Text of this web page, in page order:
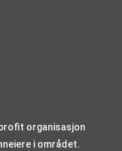
organisasjon
i området.